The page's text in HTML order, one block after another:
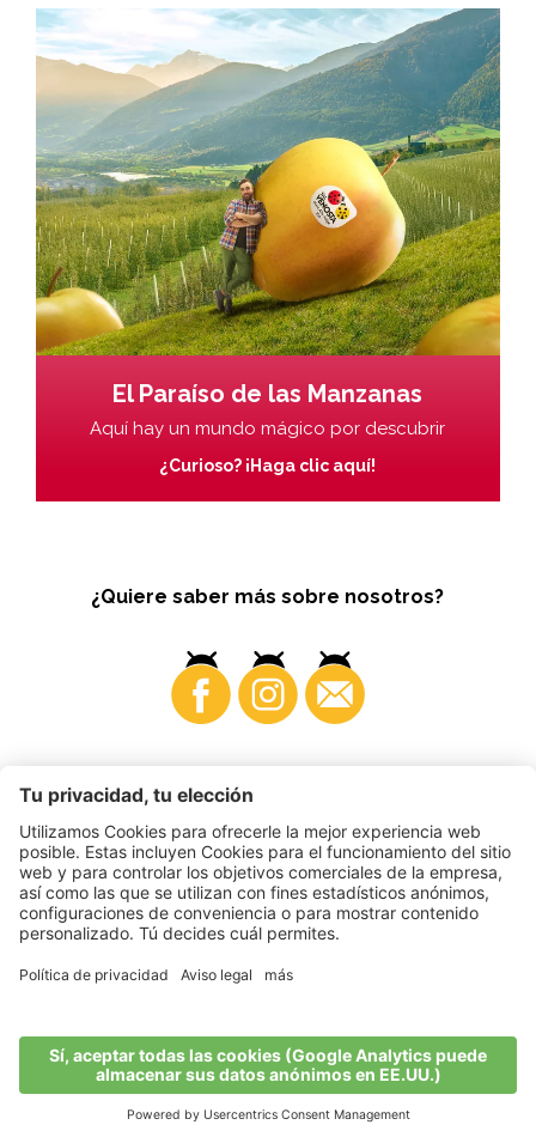
El Paraíso de las Manzanas
Aquí hay un mundo mágico por descubrir
¿Curioso? ¡Haga clic aquí!
¿Quiere saber más sobre nosotros?
Business
© 2026 VI.P coop. soc. agricola
Statement•Sitemap
produced by